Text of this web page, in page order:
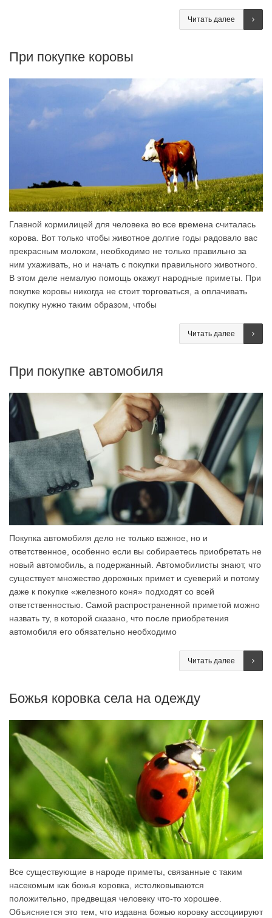
Читать далее
При покупке коровы
Главной кормилицей для человека во все времена считалась
корова. Вот только чтобы животное долгие годы радовало вас
прекрасным молоком, необходимо не только правильно за
ним ухаживать, но и начать с покупки правильного животного.
В этом деле немалую помощь окажут народные приметы. При
покупке коровы никогда не стоит торговаться, а оплачивать
покупку нужно таким образом, чтобы
Читать далее
При покупке автомобиля
Покупка автомобиля дело не только важное, но и
ответственное, особенно если вы собираетесь приобретать не
новый автомобиль, а подержанный. Автомобилисты знают, что
существует множество дорожных примет и суеверий и потому
даже к покупке «железного коня» подходят со всей
ответственностью. Самой распространенной приметой можно
назвать ту, в которой сказано, что после приобретения
автомобиля его обязательно необходимо
Читать далее
Божья коровка села на одежду
Все существующие в народе приметы, связанные с таким
насекомым как божья коровка, истолковываются
положительно, предвещая человеку что-то хорошее.
Объясняется это тем, что издавна божью коровку ассоциируют